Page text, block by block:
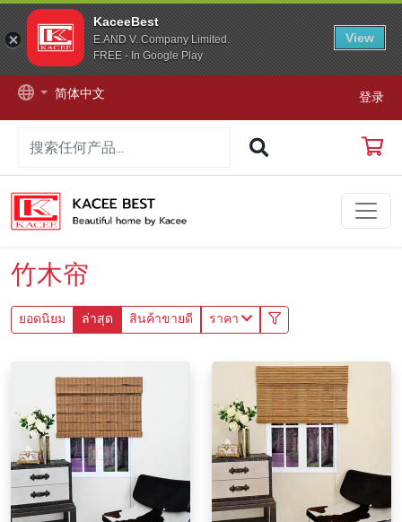
KaceeBest
E.AND V. Company Limited.
FREE - In Google Play
View
简体中文 登录
竹木帘
ยอดนิยม ล่าสุด สินค้าขายดี ราคา